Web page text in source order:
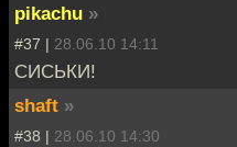
pikachu »
#37 | 28.06.10 14:11
СИСЬКИ!
shaft »
#38 | 28.06.10 14:30